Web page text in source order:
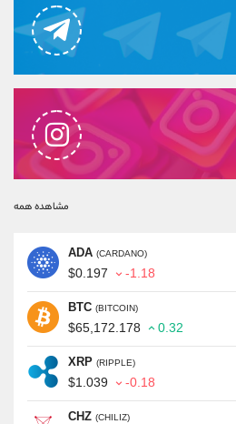
مشاهده همه
ADA (CARDANO)
$0.197 -1.18
BTC (BITCOIN)
$65,172.178 0.32
XRP (RIPPLE)
$1.039 -0.18
CHZ (CHILIZ)